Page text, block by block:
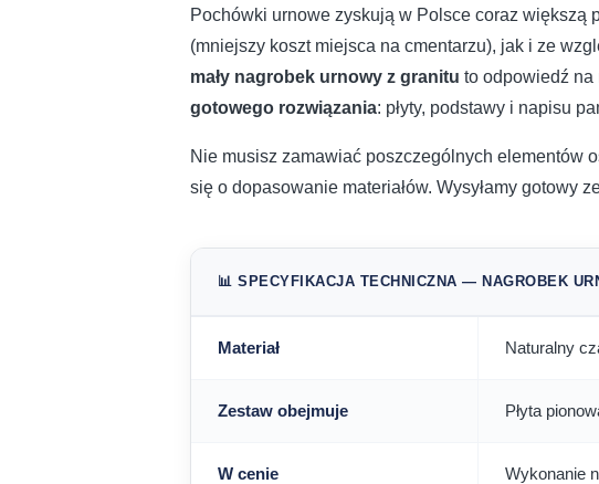
Pochówki urnowe zyskują w Polsce coraz
(mniejszy koszt miejsca na cmentarzu), jak i ze
mały nagrobek urnowy z granitu to odpowiedź na
gotowego rozwiązania: płyty, podstawy i napisu
Nie musisz zamawiać poszczególnych elementów
się o dopasowanie materiałów. Wysyłamy gotowy
📊 SPECYFIKACJA TECHNICZNA — NAGROBEK
Materiał Naturalny
Zestaw obejmuje Płyta
W cenie Wykonanie